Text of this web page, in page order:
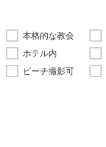
本格的な教会
ホテル内
ビーチ撮影可